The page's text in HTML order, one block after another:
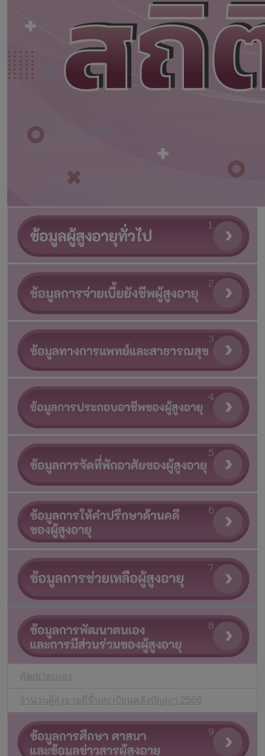
พัฒนาตนเอง
จำนวนผู้สูงอายุที่ขึ้นทะเบียนคลังปัญญา 2566